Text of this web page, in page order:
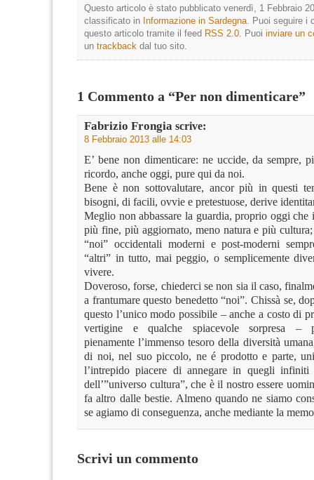
Questo articolo è stato pubblicato venerdì, 1 Febbraio
classificato in Informazione in Sardegna . Puoi seguire i
questo articolo tramite il feed RSS 2.0 . Puoi inviare un
un trackback dal tuo sito.
1 Commento a “Per non dimenticare”
Fabrizio Frongia scrive:
8 Febbraio 2013 alle 14:03
E’ bene non dimenticare: ne uccide, da sempre,
ricordo, anche oggi, pure qui da noi.
Bene è non sottovalutare, ancor più in questi
bisogni, di facili, ovvie e pretestuose, derive
Meglio non abbassare la guardia, proprio oggi che
più fine, più aggiornato, meno natura e più
“noi” occidentali moderni e post-moderni
“altri” in tutto, mai peggio, o semplicemente
vivere.
Doveroso, forse, chiederci se non sia il caso,
a frantumare questo benedetto “noi”. Chissà se,
questo l’unico modo possibile – anche a costo di
vertigine e qualche spiacevole sorpresa –
pienamente l’immenso tesoro della diversità
di noi, nel suo piccolo, ne é prodotto e parte,
l’intrepido piacere di annegare in quegli
dell’”universo cultura”, che è il nostro essere
fa altro dalle bestie. Almeno quando ne siamo
se agiamo di conseguenza, anche mediante la
Scrivi un commento